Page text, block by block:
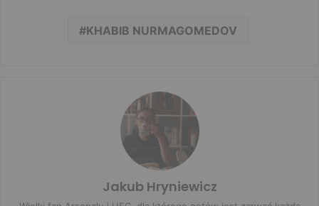
KHABIB NURMAGOMEDOV
Jakub Hryniewicz